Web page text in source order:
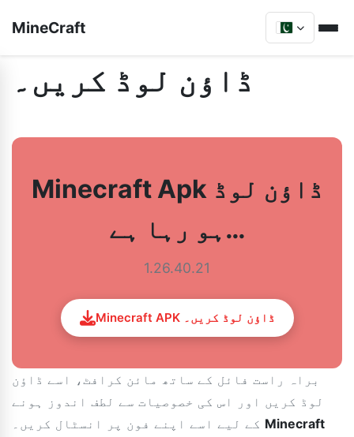
MineCraft
ڈاؤن لوڈ کریں۔
Minecraft Apk ڈاؤن لوڈ
ہو رہا ہے…
1.26.40.21
Minecraft APK ڈاؤن لوڈ کریں۔
براہ راست فائل کے ساتھ مائن کرافٹ، اسے ڈاؤن
لوڈ کریں اور اس کی خصوصیات سے لطف اندوز ہونے
Minecraft